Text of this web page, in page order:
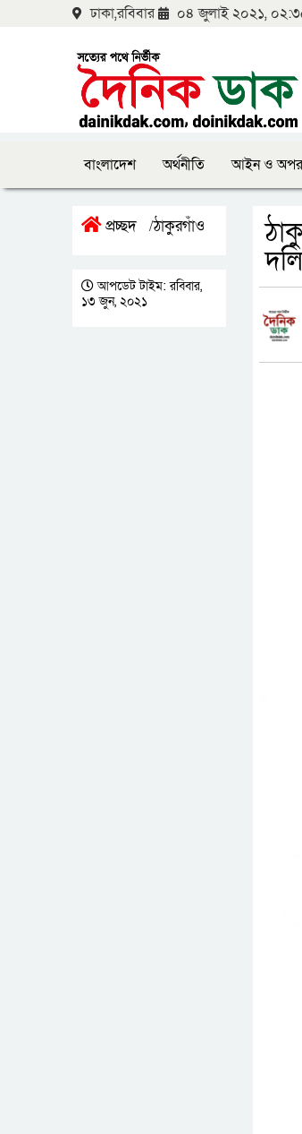
ঢাকা,রবিবার ০৪ জুলাই ২০২১,
বাংলাদেশ অর্থনীতি আইন ও
প্রচ্ছদ /ঠাকুরগাঁও
আপডেট টাইম: রবিবার,
১৩ জুন, ২০২১